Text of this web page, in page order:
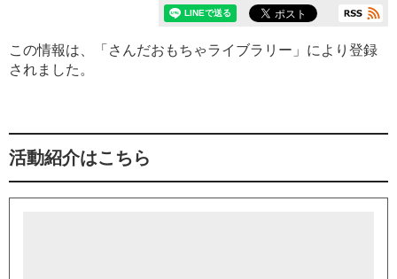
この情報は、「さんだおもちゃライブラリー」により登録
されました。
活動紹介はこちら